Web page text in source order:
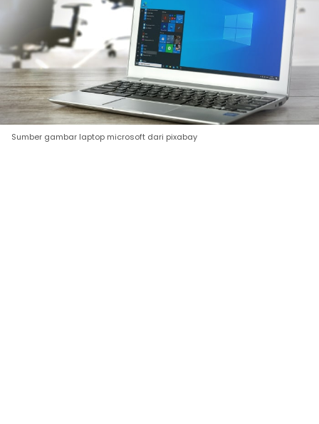
Sumber gambar laptop microsoft dari pixabay